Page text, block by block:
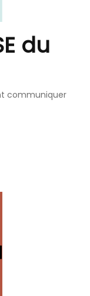
du
communiquer